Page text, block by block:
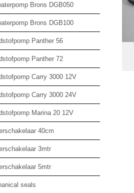
Brons DGB050
Brons DGB100
Panther 56
Panther 72
Carry 3000 12V
Carry 3000 24V
Marina 20 12V
40cm
3mtr
5mtr
seals